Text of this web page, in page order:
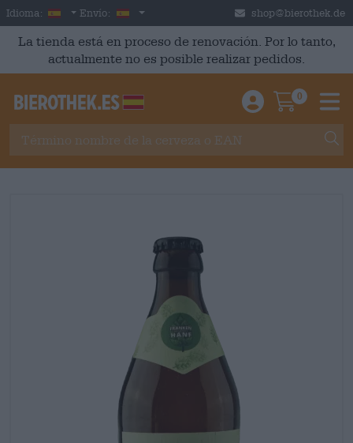
Skip to main content
Idioma: Spanish
Envío: España shop@bierothek.de
La tienda está en proceso de renovación. Por lo tanto,
actualmente no es posible realizar pedidos.
Einloggen /
0